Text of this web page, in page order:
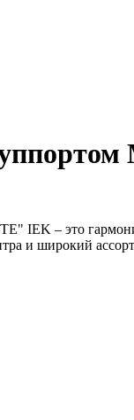
IEK – это
и широкий